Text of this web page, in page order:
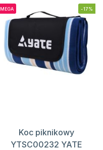
MEGA -17%
Koc piknikowy
YTSC00232 YATE